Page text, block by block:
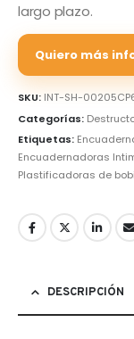
largo plazo.
Quiero más
SKU: INT-SH-
Categorías:
Etiquetas:
Encuadernadoras
Plastificadoras de
DESCRIPCIÓN